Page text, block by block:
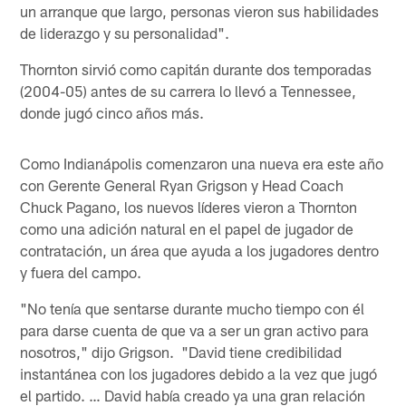
un arranque que largo, personas vieron sus habilidades
de liderazgo y su personalidad".
Thornton sirvió como capitán durante dos temporadas
(2004-05) antes de su carrera lo llevó a Tennessee,
donde jugó cinco años más.
Como Indianápolis comenzaron una nueva era este año
con Gerente General Ryan Grigson y Head Coach
Chuck Pagano, los nuevos líderes vieron a Thornton
como una adición natural en el papel de jugador de
contratación, un área que ayuda a los jugadores dentro
y fuera del campo.
"No tenía que sentarse durante mucho tiempo con él
para darse cuenta de que va a ser un gran activo para
nosotros," dijo Grigson. "David tiene credibilidad
instantánea con los jugadores debido a la vez que jugó
el partido. … David había creado ya una gran relación